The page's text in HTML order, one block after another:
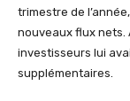
trimestre de
nouveaux flux nets.
investisseurs lui
supplémentaires.